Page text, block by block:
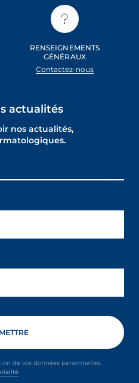
RENSEIGNEMENTS
GÉNÉRAUX
Contactez-nous
actualités
nos actualités,
de vos données personnelles,